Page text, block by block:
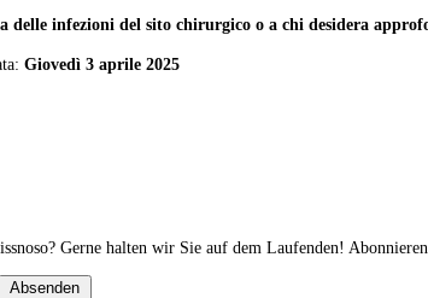
delle infezioni del sito chirurgico o a chi desidera
Giovedì 3 aprile 2025
Gerne halten wir Sie auf dem Laufenden!
Absenden